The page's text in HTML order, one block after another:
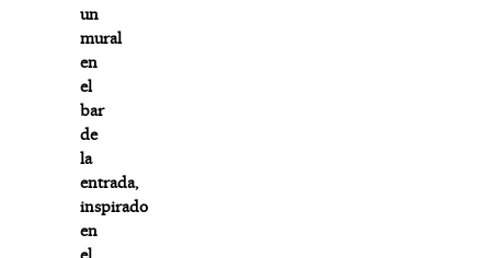
un
mural
en
el
bar
de
la
entrada,
inspirado
en
el